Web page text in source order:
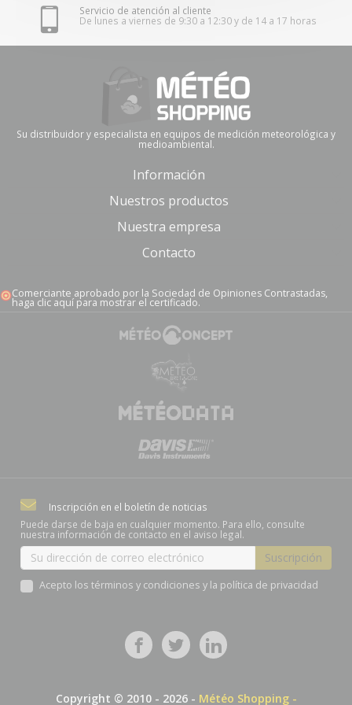
Servicio de atención al cliente
De lunes a viernes de 9:30 a 12:30 y de 14 a 17 horas
Su distribuidor y especialista en equipos de medición meteorológica y
medioambiental.
Información
Nuestros productos
Nuestra empresa
Contacto
Comerciante aprobado por la Sociedad de Opiniones Contrastadas,
haga clic aquí para mostrar el certificado.
Inscripción en el boletín de noticias
Puede darse de baja en cualquier momento. Para ello, consulte
nuestra información de contacto en el aviso legal.
Acepto los términos y condiciones y la política de privacidad
Copyright © 2010 - 2026 - Météo Shopping -